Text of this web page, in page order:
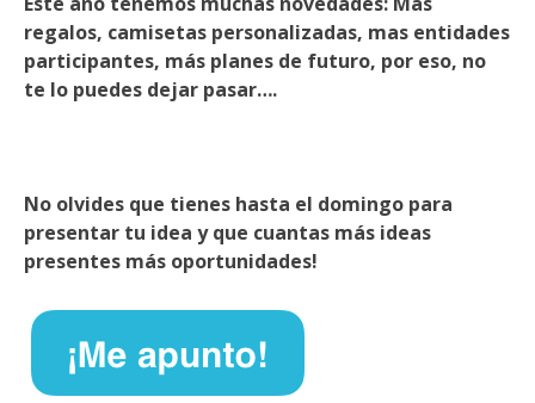
regalos, camisetas personalizadas, mas entidades
participantes, más planes de futuro, por eso, no
te lo puedes dejar pasar….
No olvides que tienes hasta el domingo para
presentar tu idea y que cuantas más ideas
presentes más oportunidades!